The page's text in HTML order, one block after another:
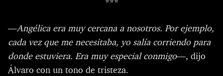
—Angélica era muy cercana a nosotros. Por ejemplo,
cada vez que me necesitaba, yo salía corriendo para
donde estuviera. Era muy especial conmigo—, dijo
Álvaro con un tono de tristeza.